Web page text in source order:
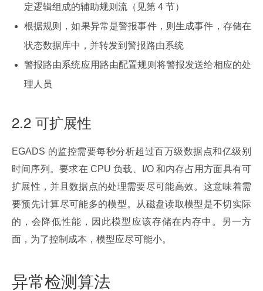
定逻辑组成的辅助规则流（见第 4 节）
根据规则，如果异常是警报事件，则生成事件，存储在
状态数据库中，并转发到警报路由系统
警报路由系统应用路由配置规则将警报发送给相应的处
理人员
2.2 可扩展性
EGADS 的监控需要每秒分析超过百万级数据点和亿级别
时间序列。要求在 CPU 负载、I/O 和内存占用方面具有可
扩展性，并且数据点的处理需要尽可能高效。这意味着需
要预先计算尽可能多的模型。从磁盘读取模型是不切实际
的，会降低性能，因此模型应该存储在内存中。另一方
面，为了控制成本，模型应尽可能小。
异常检测算法